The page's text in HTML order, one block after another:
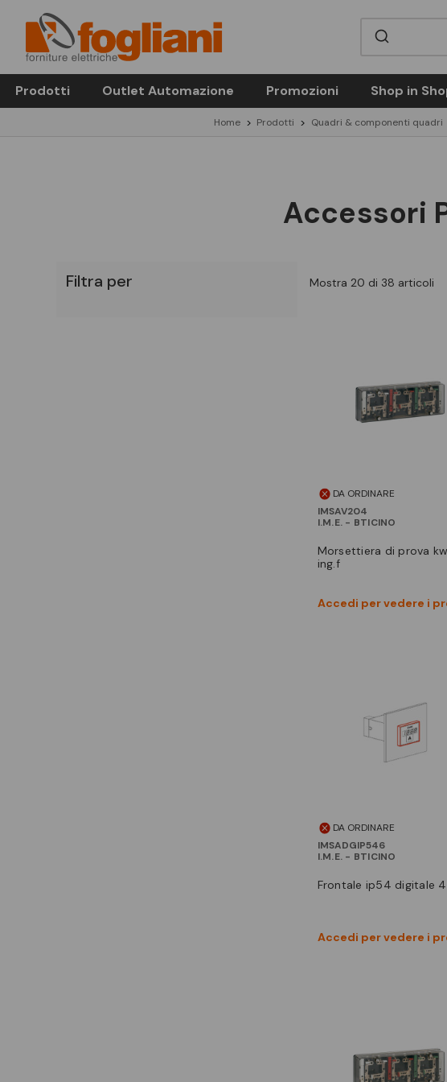
Prodotti Outlet Automazione Promozioni Shop in
Home Prodotti Quadri & componenti quadri
Accessori
Filtra per Mostra 20 di 38 articoli
DA ORDINARE
IMSAV204
I.M.E. - BTICINO
morsettiera di prova kwh
ing.f
Accedi per vedere i
Confronta
DA ORDINARE
IMSADGIP546
I.M.E. - BTICINO
frontale ip54 digitale
Accedi per vedere i
Confronta